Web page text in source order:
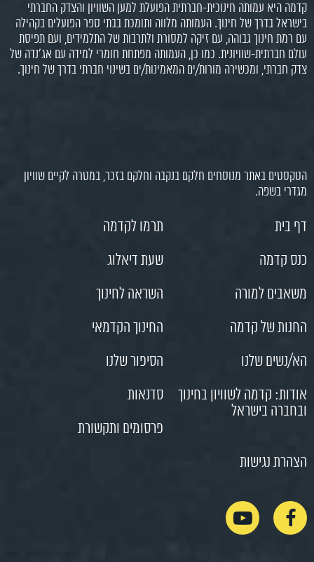
קדמה היא עמותה חינוכית-חברתית הפועלת למען השוויון והצדק החברתי
בישראל בדרך של חינוך. העמותה מלווה ותומכת בבתי ספר הפועלים בקהילה
עם רמת חינוך גבוהה, עם זיקה למסורת ולתרבות של התלמידים, ועם תפיסת
עולם חברתית-שוויונית. כמו כן, העמותה מפתחת חומרי למידה עם אג'נדה של
צדק חברתי, ומכשירה מורות/ים המאמינות/ים בשינוי חברתי בדרך של חינוך.
הטקסטים באתר מנוסחים חלקם בנקבה וחלקם בזכר, במטרה לקיים שוויון
מגדרי בשפה.
דף בית
תרמו לקדמה
כנס קדמה
שעת דיאלוג
משאבים למורה
השראה לחינוך
החנות של קדמה
החינוך הקדמאי
הא/נשים שלנו
הסיפור שלנו
אודות: קדמה לשוויון בחינוך
ובחברה בישראל
סדנאות
פרסומים ותקשורת
הצהרת נגישות